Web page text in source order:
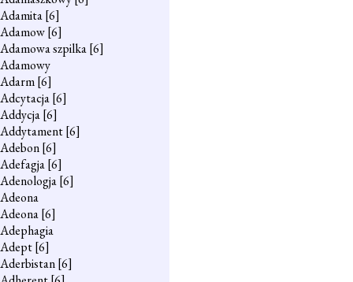
Adamita[6]
Adamow[6]
Adamowa szpilka[6]
Adamowy
Adarm[6]
Adcytacja[6]
Addycja[6]
Addytament[6]
Adebon[6]
Adefagja[6]
Adenologja[6]
Adeona
Adeona[6]
Adephagia
Adept[6]
Aderbistan[6]